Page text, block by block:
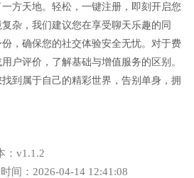
方天地。轻松，一键注册，即刻开启您
杂，我们建议您在享受聊天乐趣的同
，确保您的社交体验安全无忧。对于费
户评价，了解基础与增值服务的区别。
到属于自己的精彩世界，告别单身，拥
：v1.1.2
间：2026-04-14 12:41:08